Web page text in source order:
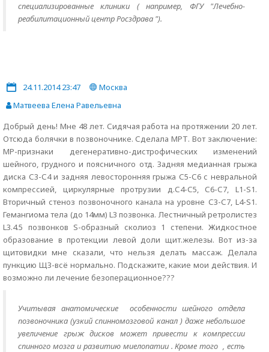
специализированные клиники ( например, ФГУ "Лечебно-
реабилитационный центр Росздрава ").
24.11.2014 23:47
Москва
Матвеева Елена Равельевна
Добрый день! Мне 48 лет. Сидячая работа на протяжении 20 лет.
Отсюда болячки в позвоночнике. Сделала МРТ. Вот заключение:
МР-признаки дегенеративно-дистрофических изменений
шейного, грудного и поясничного отд. Задняя медианная грыжа
диска С3-С4 и задняя левосторонняя грыжа С5-С6 с невральной
компрессией, циркулярные протрузии д.С4-С5, С6-С7, L1-S1.
Вторичный стеноз позвоночного канала на уровне С3-С7, L4-S1.
Гемангиома тела (до 14мм) L3 позвонка. Лестничный ретролистез
L3.4.5 позвонков S-образный сколиоз 1 степени. Жидкостное
образование в протекции левой доли щит.железы. Вот из-за
щитовидки мне сказали, что нельзя делать массаж. Делала
пункцию ЩЗ-всё нормально. Подскажите, какие мои действия. И
возможно ли лечение безоперационное???
Учитывая анатомические особенности шейного отдела
позвоночника (узкий спинномозговой канал ) даже небольшое
увеличение грыж дисков может привести к компрессии
спинного мозга и развитию миелопатии . Кроме того , есть